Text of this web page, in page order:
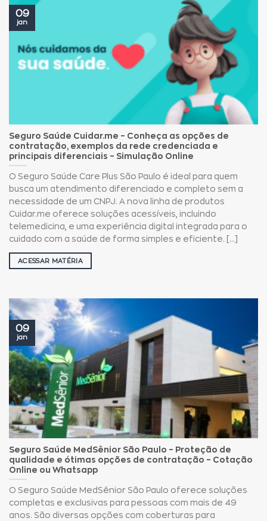
Seguro Saúde Cuidar.me – Conheça as opções de
contratação, exemplos da rede credenciada e
principais diferenciais – Simulação Online
O Seguro Saúde Care Plus São Paulo é ideal para quem
busca um atendimento diferenciado e completo sem a
necessidade de um CNPJ. A nova linha de produtos
Cuidar.me oferece soluções acessíveis, incluindo
telemedicina, e uma experiência digital integrada para o
cuidado com a saúde de forma simples e eficiente. [...]
ACESSAR MATÉRIA
09
jan
Seguro Saúde MedSênior São Paulo – Proteção de
qualidade e ótimas opções de contratação – Cotação
Online ou Whatsapp
O Seguro Saúde MedSênior São Paulo oferece soluções
completas e exclusivas para pessoas com mais de 49
anos. São diversas opções com coberturas para
09
jan